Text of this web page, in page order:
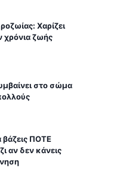
Χαρίζει
χρόνια ζωής
στο σώμα
βάζεις ΠΟΤΕ
αν δεν κάνεις